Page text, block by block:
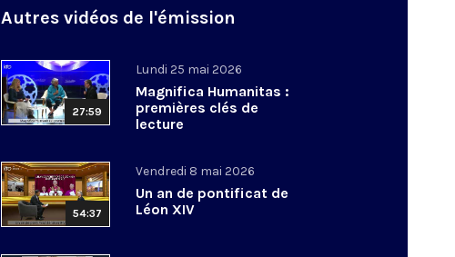
Autres vidéos de l'émission
27:59
Lundi 25 mai 2026
Magnifica Humanitas :
premières clés de
lecture
54:37
Vendredi 8 mai 2026
Un an de pontificat de
Léon XIV